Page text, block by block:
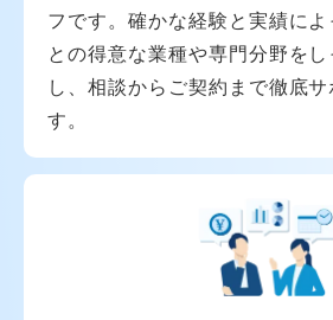
フです。確かな経験と実績に
との得意な業種や専門分野を
し、相談からご契約まで徹底サ
す。